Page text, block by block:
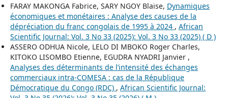
FARAY MAKONGA Fabrice, SARY NGOY Blaise, Dynamiques
économiques et monétaires : Analyse des causes de la
dépréciation du franc congolais de 1995 à 2024 , African
Scientific Journal: Vol. 3 No 33 (2025): Vol. 3 No 33 (2025) ( D )
ASSERO ODHUA Nicole, LELO DI MBOKO Roger Charles,
KITOKO LISOMBO Etienne, EGUDRA NYADRI Janvier ,
Analyses des déterminants de l’intensité des échanges
commerciaux intra-COMESA : cas de la République
Démocratique du Congo (RDC) , African Scientific Journal: